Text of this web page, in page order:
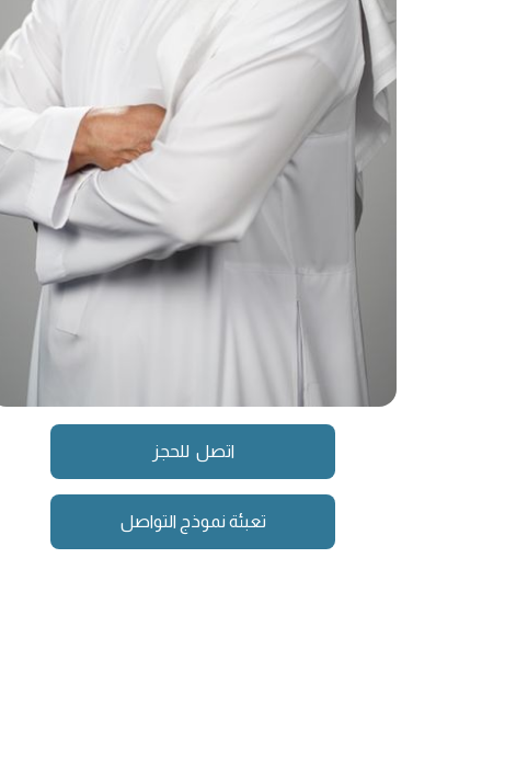
اتصل للحجز
تعبئة نموذج التواصل